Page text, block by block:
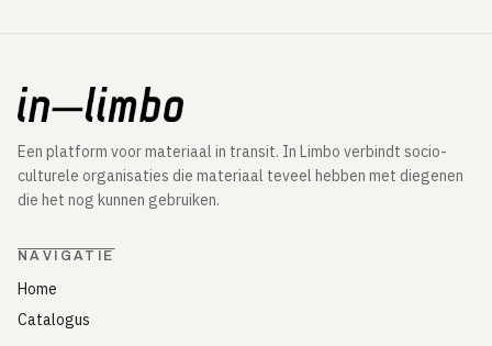
Een platform voor materiaal in transit. In Limbo verbindt socio-
culturele organisaties die materiaal teveel hebben met diegenen
die het nog kunnen gebruiken.
NAVIGATIE
Home
Catalogus